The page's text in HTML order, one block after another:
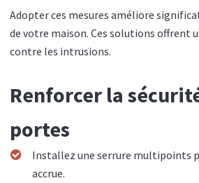
Adopter ces mesures améliore
de votre maison. Ces solutions offrent
contre les intrusions.
Renforcer la
portes
Installez une serrure multipoints
accrue.